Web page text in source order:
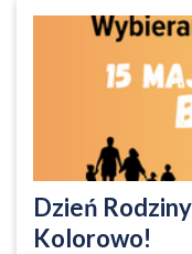
Dzień
Kolorowo!